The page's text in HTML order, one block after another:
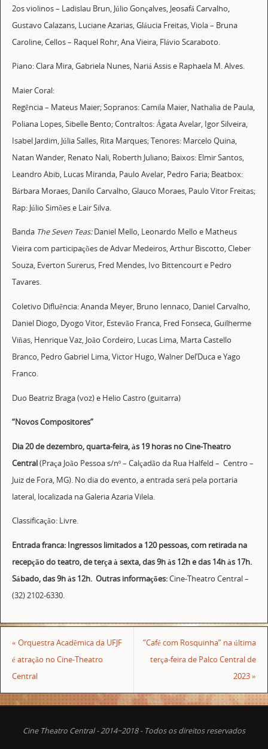
2os violinos – Ladislau Brun, Júlio Gonçalves, Jeosafá Carvalho,
Gustavo Calazans, Luciane Azarias, Gláucia Freitas, Viola – Bruna
Caroline, Cellos – Raquel Rohr, Ana Vieira, Flávio Scaraboto.
Piano: Clara Mira, Gabriela Nunes, Nariá Assis e Raphaela M. Alves.
Maier Coral:
Regência – Mateus Maier; Sopranos: Camila Maier, Nathalia de Paula,
Poliana Lopes, Sibelle Bento; Contraltos: Ágata Avelar, Igor Silveira,
Isabel Jardim, Júlia Salles, Rita Marques; Tenores: Marcelo Quina,
Natan Wander, Renato Nali, Roberth Juliano; Baixos: Elmir Santos,
Leandro Abib, Lucas Miranda, Paulo Avelar, Pedro Faria; Beatbox:
Bárbara Moraes, Danilo Carvalho, Glauco Moraes, Paulo Vitor Freitas;
Rap: Júlio Simões e Lair Silva.
Banda The Seven Teas:Daniel Mello, Leonardo Mello e Matheus
Vieira com participações de Advar Medeiros, Arthur Biscotto, Cleber
Souza, Everton Surerus, Fred Mendes, Ivo Bittencourt e Pedro
Tavares.
Coletivo Difluência: Ananda Meyer, Bruno Iennaco, Daniel Carvalho,
Daniel Diogo, Dyogo Vitor, Estevão Franca, Fred Fonseca, Guilherme
Viñas, Henrique Vaz, João Cordeiro, Lucas Lima, Marta Castello
Branco, Pedro Gabriel Lima, Victor Hugo, Walner Del’Duca e Yago
Franco.
Duo Beatriz Braga (voz) e Helio Castro (guitarra)
“Novos Compositores”
Dia 20 de dezembro, quarta-feira, às 19 horas no Cine-Theatro
Central(Praça João Pessoa s/nº – Calçadão da Rua Halfeld – Centro –
Juiz de Fora, MG). No dia do evento, a entrada será pela portaria
lateral, localizada na Galeria Azaria Vilela.
Classificação: Livre.
Entrada franca: Ingressos limitados a 120 pessoas, com retirada na
recepção do teatro, de terça à sexta, das 9h às 12h e das 14h às 17h.
Sábado, das 9h às 12h. Outras informações:Cine-Theatro Central –
(32) 2102-6330.
« Orquestra Acadêmica da UFJF
é atração no Cine-Theatro
Central
“Café com Rosquinha” na última
terça-feira de Palco Central de
2023»
Cine Theatro Central - 2014~2018 - Todos os direitos reservados